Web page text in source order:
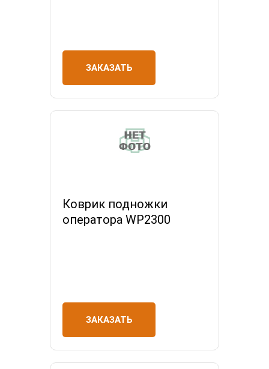
ЗАКАЗАТЬ
Коврик подножки
оператора WP2300
ЗАКАЗАТЬ